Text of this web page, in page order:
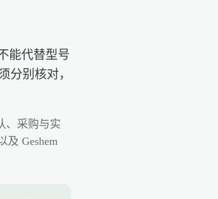
能代替型号
分别核对，
、采购与实
Geshem